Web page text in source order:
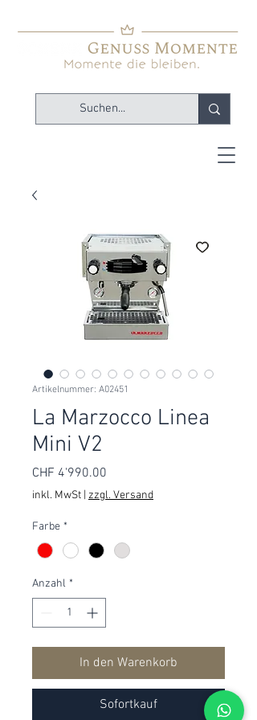
Artikelnummer: A02451
La Marzocco Linea
Mini V2
CHF 4'990.00
inkl. MwSt zzgl. Versand
Farbe *
Anzahl *
In den Warenkorb
Sofortkauf